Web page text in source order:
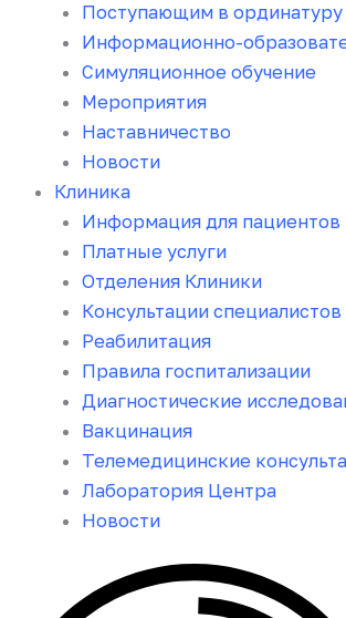
Поступающим в ординатуру
Информационно-
Симуляционное обучение
Мероприятия
Наставничество
Новости
Клиника
Информация для пациентов
Платные услуги
Отделения Клиники
Консультации специалистов
Реабилитация
Правила госпитализации
Диагностические
Вакцинация
Телемедицинские
Лаборатория Центра
Новости